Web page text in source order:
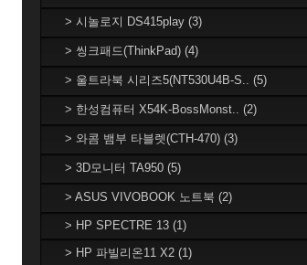
> 시놀로지 DS415play (3)
> 씽크패드(ThinkPad) (4)
> 울트라북 시리즈5(NT530U4B-S.. (5)
> 한성컴퓨터 X54K-BossMonst.. (2)
> 와콤 뱀부 타블렛(CTH-470) (3)
> 3D모니터 TA950 (5)
> ASUS VIVOBOOK 노트북 (2)
> HP SPECTRE 13 (1)
> HP 파빌리온11 X2 (1)